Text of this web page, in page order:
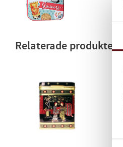
Relaterade produkter